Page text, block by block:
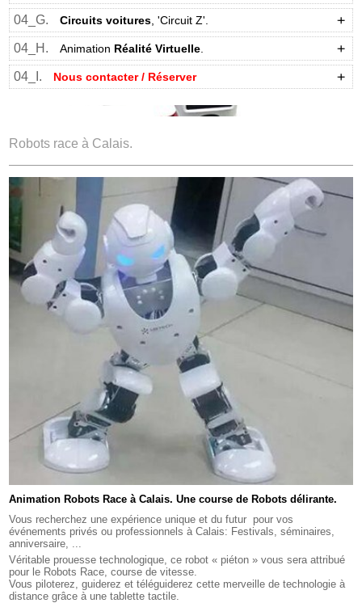
04_G. Circuits voitures, 'Circuit Z'.
04_H. Animation Réalité Virtuelle.
04_I. Nous contacter / Réserver
Robots race à Calais.
Animation Robots Race à Calais. Une course de Robots délirante.
Vous recherchez une expérience unique et du futur pour vos
événements privés ou professionnels à Calais: Festivals, séminaires,
anniversaire, ...
Véritable prouesse technologique, ce robot « piéton » vous sera attribué
pour le Robots Race, course de vitesse.
Vous piloterez, guiderez et téléguiderez cette merveille de technologie à
distance grâce à une tablette tactile.